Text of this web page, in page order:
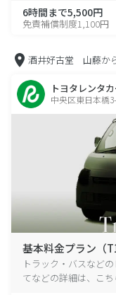
6時間まで5,500円
免責補償制度1,100円
酒井好古堂 山藤か
トヨタレンタ
中央区東日本橋
基本料金プラン（
トラック・バスなど
てなどの詳細は、こち